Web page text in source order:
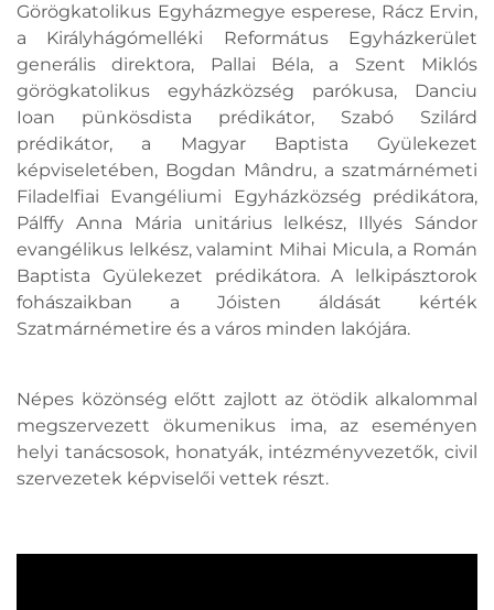
Görögkatolikus Egyházmegye esperese, Rácz Ervin,
a Királyhágómelléki Református Egyházkerület
generális direktora, Pallai Béla, a Szent Miklós
görögkatolikus egyházközség parókusa, Danciu
Ioan pünkösdista prédikátor, Szabó Szilárd
prédikátor, a Magyar Baptista Gyülekezet
képviseletében, Bogdan Mândru, a szatmárnémeti
Filadelfiai Evangéliumi Egyházközség prédikátora,
Pálffy Anna Mária unitárius lelkész, Illyés Sándor
evangélikus lelkész, valamint Mihai Micula, a Román
Baptista Gyülekezet prédikátora. A lelkipásztorok
fohászaikban a Jóisten áldását kérték
Szatmárnémetire és a város minden lakójára.
Népes közönség előtt zajlott az ötödik alkalommal
megszervezett ökumenikus ima, az eseményen
helyi tanácsosok, honatyák, intézményvezetők, civil
szervezetek képviselői vettek részt.